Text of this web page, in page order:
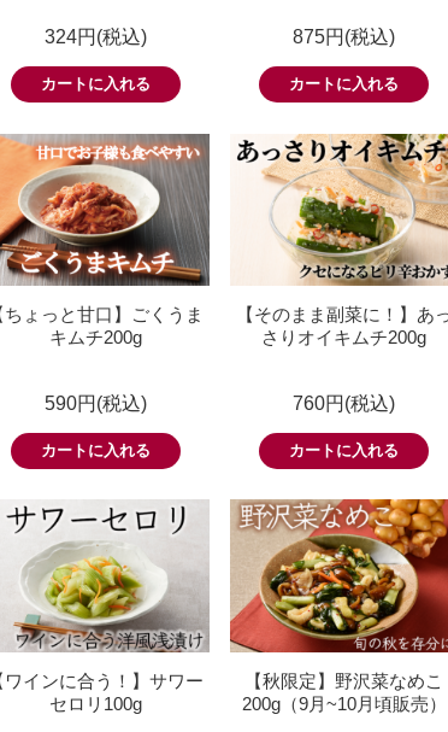
324円(税込) 875円(税込)
ちょっと甘口】ごくうま
キムチ200g
590円(税込)
【そのまま副菜に！】あ
さりオイキムチ200g
760円(税込)
ワインに合う！】サワー
セロリ100g
【秋限定】野沢菜なめこ
200g（9月~10月頃販売）